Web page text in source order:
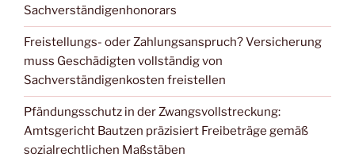
Sachverständigenhonorars
Freistellungs- oder Zahlungsanspruch? Versicherung
muss Geschädigten vollständig von
Sachverständigenkosten freistellen
Pfändungsschutz in der Zwangsvollstreckung:
Amtsgericht Bautzen präzisiert Freibeträge gemäß
sozialrechtlichen Maßstäben